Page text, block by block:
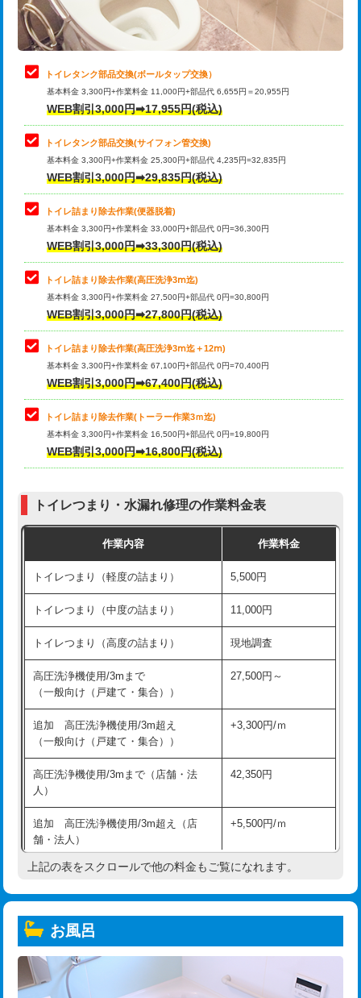
トイレタンク部品交換(ボールタップ交換）
基本料金 3,300円+作業料金 11,000円+部品代 6,655円＝20,955円
WEB割引3,000円➡17,955円(税込)
トイレタンク部品交換(サイフォン管交換)
基本料金 3,300円+作業料金 25,300円+部品代 4,235円=32,835円
WEB割引3,000円➡29,835円(税込)
トイレ詰まり除去作業(便器脱着)
基本料金 3,300円+作業料金 33,000円+部品代 0円=36,300円
WEB割引3,000円➡33,300円(税込)
トイレ詰まり除去作業(高圧洗浄3ⅿ迄)
基本料金 3,300円+作業料金 27,500円+部品代 0円=30,800円
WEB割引3,000円➡27,800円(税込)
トイレ詰まり除去作業(高圧洗浄3ⅿ迄＋12ⅿ)
基本料金 3,300円+作業料金 67,100円+部品代 0円=70,400円
WEB割引3,000円➡67,400円(税込)
トイレ詰まり除去作業(トーラー作業3ｍ迄)
基本料金 3,300円+作業料金 16,500円+部品代 0円=19,800円
WEB割引3,000円➡16,800円(税込)
トイレつまり・水漏れ修理の作業料金表
作業内容 作業料金
トイレつまり（軽度の詰まり） 5,500円
トイレつまり（中度の詰まり） 11,000円
トイレつまり（高度の詰まり） 現地調査
高圧洗浄機使用/3mまで
（一般向け（戸建て・集合））
27,500円～
追加 高圧洗浄機使用/3m超え
（一般向け（戸建て・集合））
+3,300円/ｍ
高圧洗浄機使用/3mまで（店舗・法
人）
42,350円
追加 高圧洗浄機使用/3m超え（店
舗・法人）
+5,500円/ｍ
高度高圧洗浄換 現地調査
トーラー機使用/3mまで
追加トーラー機使用/3m超え
上記の表をスクロールで他の料金もご覧になれます。
お風呂